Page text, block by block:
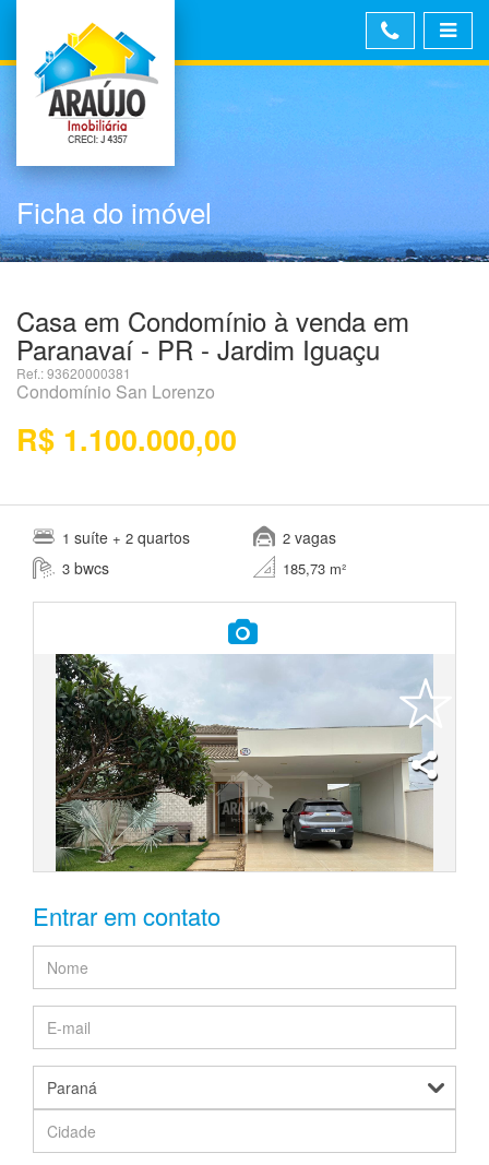
Ficha do imóvel
Casa em Condomínio à venda em
Paranavaí - PR - Jardim Iguaçu
Ref.: 93620000381
Condomínio San Lorenzo
R$ 1.100.000,00
1 suíte + 2 quartos
3 bwcs
2 vagas
185,73 m²
Entrar em contato